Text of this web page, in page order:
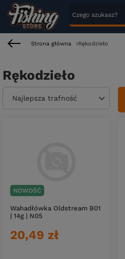
Strona główna Rękodzieło
Rękodzieło
Zmień sortowanie
Najlepsza trafność
NOWOŚĆ
Wahadłówka Oldstream B01
| 14g | N05
20,49 zł